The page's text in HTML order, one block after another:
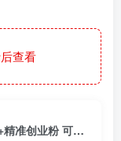
查看
小红书一张图片“引爆”创业粉，单日+200+精准创业粉 可筛选付费意识创业粉